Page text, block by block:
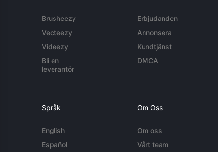
Brusheezy
Vecteezy
Videezy
Bli en
leverantör
Erbjudanden
Annonsera
Kundtjänst
DMCA
Språk
English
Español
Om Oss
Om oss
Vårt team